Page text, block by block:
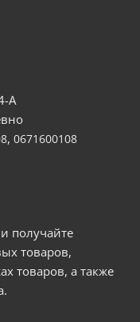
А
, 0671600108
получайте
товаров,
товаров, а также